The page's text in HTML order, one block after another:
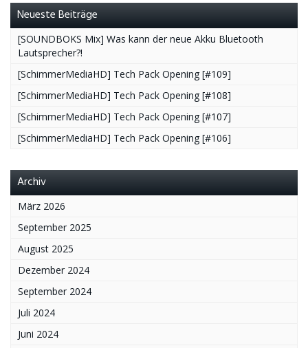
Neueste Beiträge
[SOUNDBOKS Mix] Was kann der neue Akku Bluetooth
Lautsprecher?!
[SchimmerMediaHD] Tech Pack Opening [#109]
[SchimmerMediaHD] Tech Pack Opening [#108]
[SchimmerMediaHD] Tech Pack Opening [#107]
[SchimmerMediaHD] Tech Pack Opening [#106]
Archiv
März 2026
September 2025
August 2025
Dezember 2024
September 2024
Juli 2024
Juni 2024